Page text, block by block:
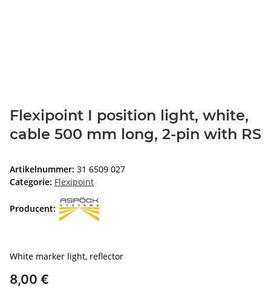
Flexipoint I position light, white,
cable 500 mm long, 2-pin with RS
Artikelnummer: 31 6509 027
Categorie: Flexipoint
Producent:
White marker light, reflector
8,00 €